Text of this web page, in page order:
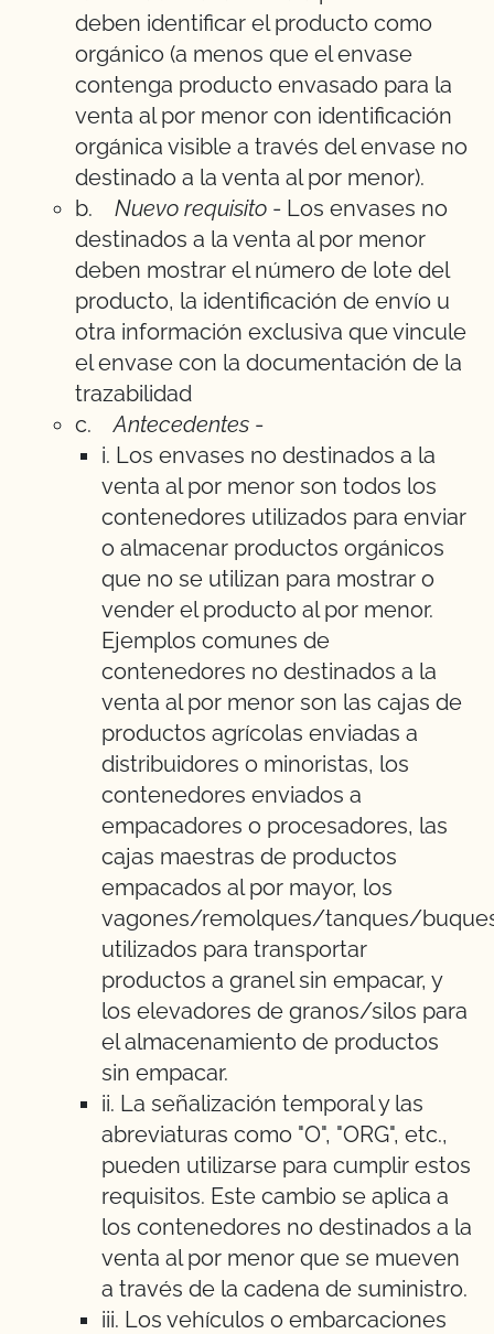
deben identificar el producto como
orgánico (a menos que el envase
contenga producto envasado para la
venta al por menor con identificación
orgánica visible a través del envase no
destinado a la venta al por menor).
b. Nuevo requisito - Los envases no
destinados a la venta al por menor
deben mostrar el número de lote del
producto, la identificación de envío u
otra información exclusiva que vincule
el envase con la documentación de la
trazabilidad
c.
Antecedentes -
i. Los envases no destinados a la
venta al por menor son todos los
contenedores utilizados para enviar
o almacenar productos orgánicos
que no se utilizan para mostrar o
vender el producto al por menor.
Ejemplos comunes de
contenedores no destinados a la
venta al por menor son las cajas de
productos agrícolas enviadas a
distribuidores o minoristas, los
contenedores enviados a
empacadores o procesadores, las
cajas maestras de productos
empacados al por mayor, los
vagones/remolques/tanques/
utilizados para transportar
productos a granel sin empacar, y
los elevadores de granos/silos para
el almacenamiento de productos
sin empacar.
ii. La señalización temporal y las
abreviaturas como "O", "ORG", etc.,
pueden utilizarse para cumplir estos
requisitos. Este cambio se aplica a
los contenedores no destinados a la
venta al por menor que se mueven
a través de la cadena de suministro.
iii. Los vehículos o embarcaciones